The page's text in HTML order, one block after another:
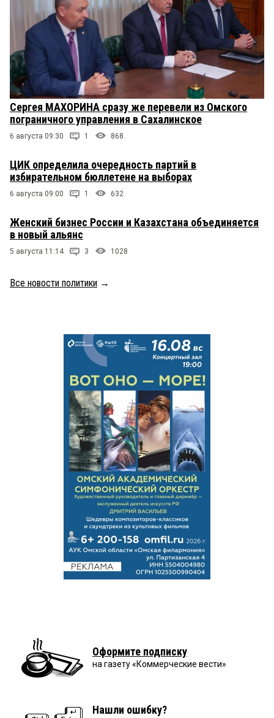
Сергея МАХОРИНА сразу же перевели из Омского
пограничного управления в Сахалинское
6 августа 09:30 1 868
ЦИК определила очередность партий в
избирательном бюллетене на выборах
6 августа 09:00 1 632
Женский бизнес России и Казахстана объединяется
в новый альянс
5 августа 11:14 3 1028
Все новости политики →
Оформите подписку
на газету «Коммерческие вести»
Нашли ошибку?